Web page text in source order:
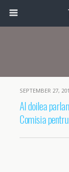
SEPTEMBER 27,
Al doilea
Comisia